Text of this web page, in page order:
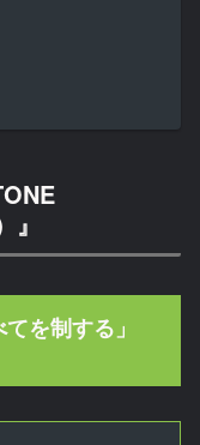
を制する」